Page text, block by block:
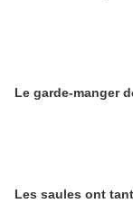
Le garde-manger
Les saules ont